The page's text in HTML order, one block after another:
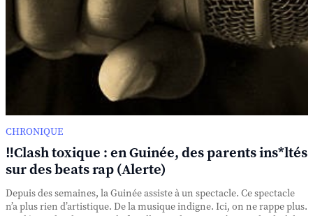
CHRONIQUE
‼️Clash toxique : en Guinée, des parents ins*ltés
sur des beats rap (Alerte)
Depuis des semaines, la Guinée assiste à un spectacle. Ce spectacle
n’a plus rien d’artistique. De la musique indigne. Ici, on ne rappe plus.